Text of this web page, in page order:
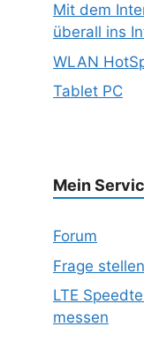
Mit dem
überall ins
WLAN
Tablet PC
Mein
Forum
Frage stellen
LTE
messen